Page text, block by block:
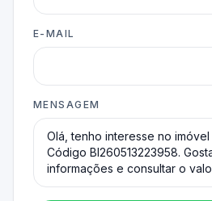
E-MAIL
MENSAGEM